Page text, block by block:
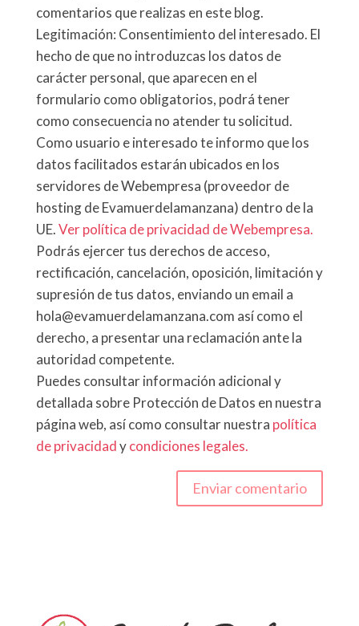
comentarios que realizas en este blog.
Legitimación: Consentimiento del interesado. El
hecho de que no introduzcas los datos de
carácter personal, que aparecen en el
formulario como obligatorios, podrá tener
como consecuencia no atender tu solicitud.
Como usuario e interesado te informo que los
datos facilitados estarán ubicados en los
servidores de Webempresa (proveedor de
hosting de Evamuerdelamanzana) dentro de la
UE.Ver política de privacidad de Webempresa.
Podrás ejercer tus derechos de acceso,
rectificación, cancelación, oposición, limitación y
supresión de tus datos, enviando un email a
hola@evamuerdelamanzana.com así como el
derecho, a presentar una reclamación ante la
autoridad competente.
Puedes consultar información adicional y
detallada sobre Protección de Datos en nuestra
página web, así como consultar nuestra política
de privacidadycondiciones legales.